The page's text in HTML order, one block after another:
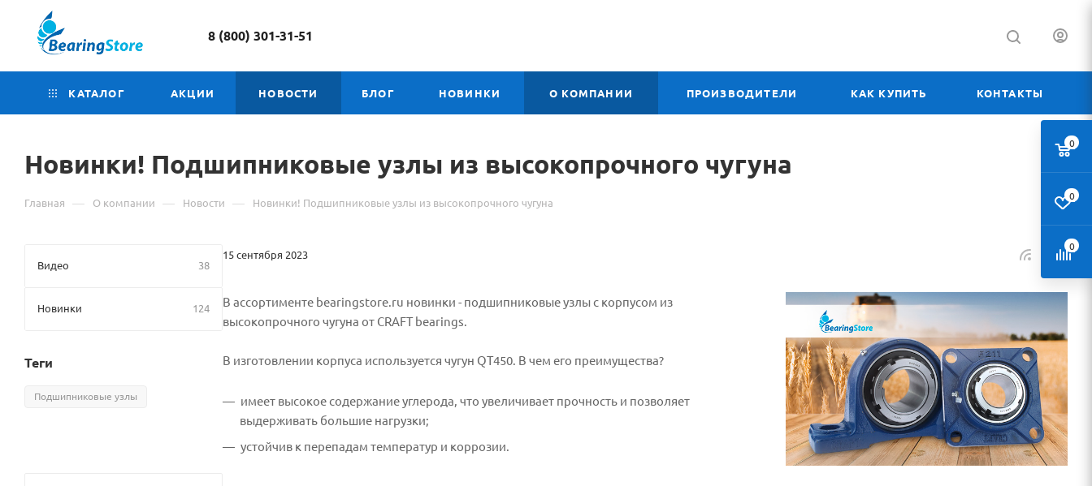
8 (800) 301-31-51
КАТАЛОГ АКЦИИ НОВОСТИ БЛОГ НОВИНКИ О КОМПАНИИ ПРОИЗВОДИТЕЛИ КАК КУПИТЬ КОНТАКТЫ
Новинки! Подшипниковые узлы из высокопрочного чугуна
Главная — О компании — Новости — Новинки! Подшипниковые узлы из высокопрочного чугуна
15 сентября 2023
В ассортименте bearingstore.ru новинки - подшипниковые узлы с корпусом из
высокопрочного чугуна от CRAFT bearings.
В изготовлении корпуса используется чугун QT450. В чем его преимущества?
имеет высокое содержание углерода, что увеличивает прочность и позволяет
выдерживать большие нагрузки;
устойчив к перепадам температур и коррозии.
Видео 38
Новинки 124
Теги
Подшипниковые узлы
0
0
0